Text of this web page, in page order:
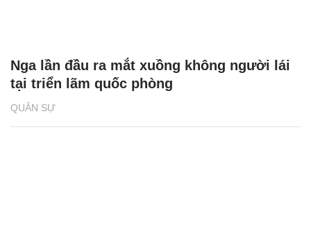
QUÂN SỰ
Nga lần đầu ra mắt xuồng không người lái
tại triển lãm quốc phòng